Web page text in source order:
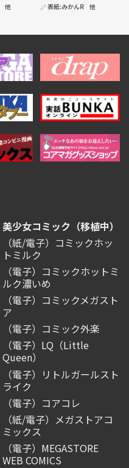
他 表紙:みかんR 他
美少女コミック（移植中）
（紙/電子）コミックホッ
トミルク
（電子）コミックホットミ
ルク濃いめ
（電子）コミックメガスト
ア
（電子）コミック外楽
（電子）LQ（Little
Queen）
（電子）リトルガールスト
ライク
（電子）コアコレ
（紙/電子）メガストアコ
ミックス
（電子）MEGASTORE
WEB COMICS